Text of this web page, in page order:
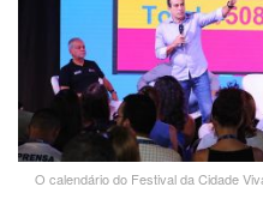
O calendário do Festival da Cidade